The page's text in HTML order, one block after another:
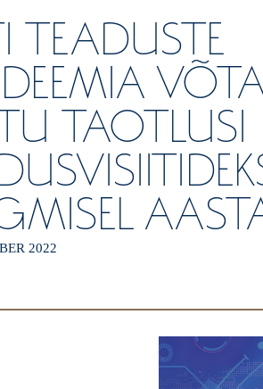
TEADUSTE
TAOTLUSI
2022